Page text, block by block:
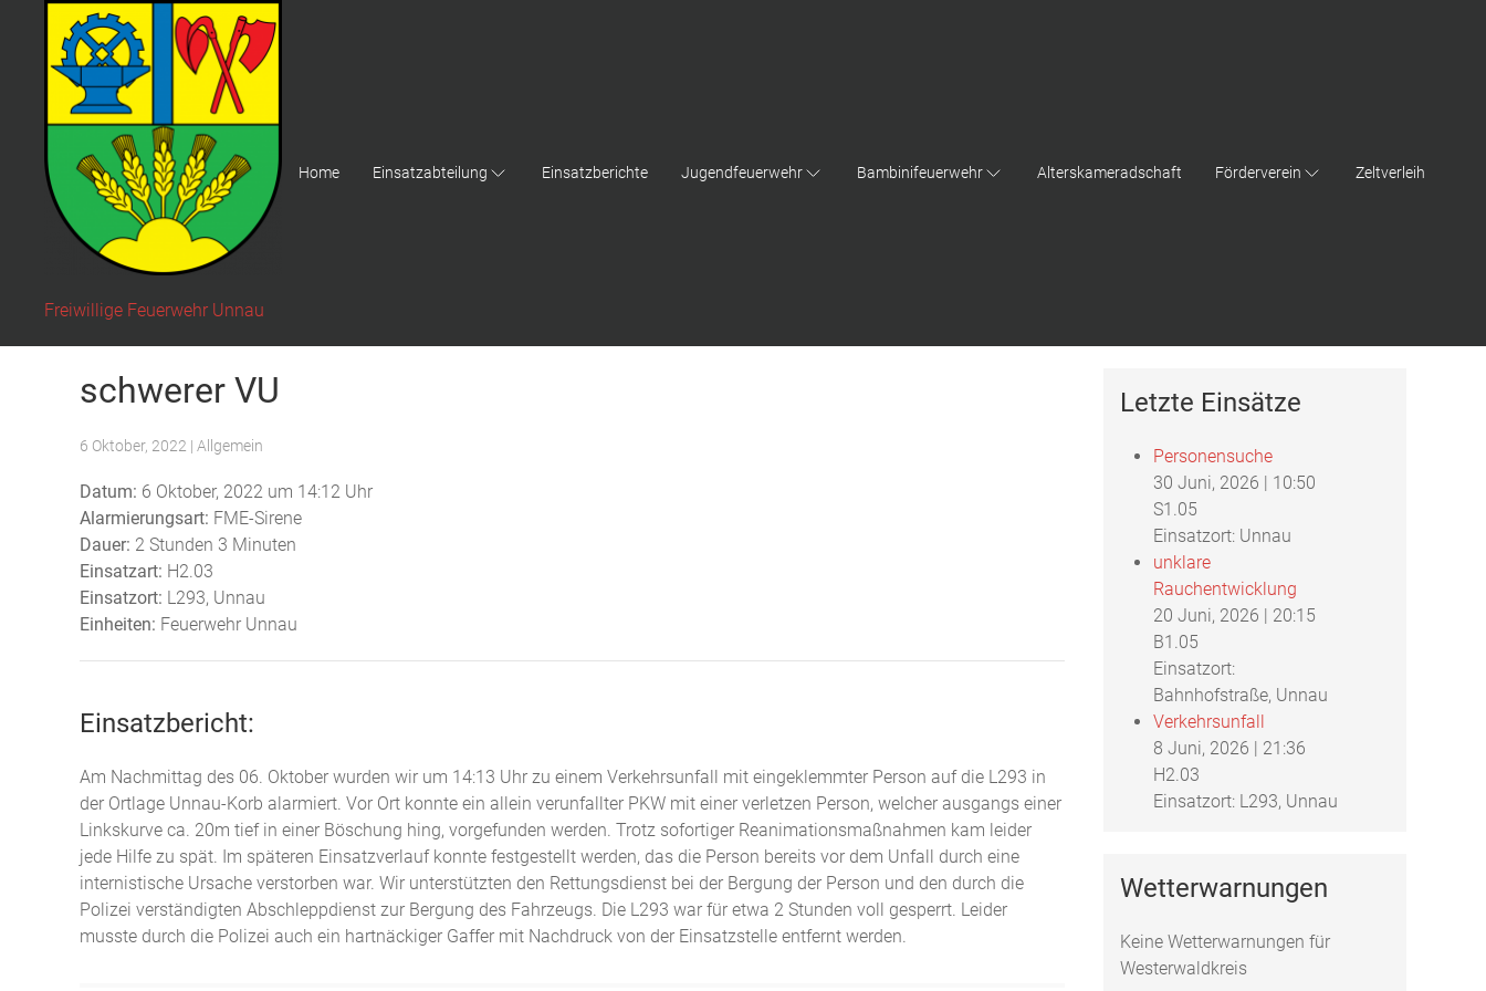
Freiwillige Feuerwehr Unnau
Home Einsatzabteilung Einsatzberichte Jugendfeuerwehr Bambinifeuerwehr Alterskameradschaft Förderverein Zeltverleih
schwerer VU
6 Oktober, 2022 | Allgemein
Datum: 6 Oktober, 2022 um 14:12 Uhr
Alarmierungsart: FME-Sirene
Dauer: 2 Stunden 3 Minuten
Einsatzart: H2.03
Einsatzort: L293, Unnau
Einheiten: Feuerwehr Unnau
Einsatzbericht:
Am Nachmittag des 06. Oktober wurden wir um 14:13 Uhr zu einem Verkehrsunfall mit eingeklemmter Person auf die L293 in
der Ortlage Unnau-Korb alarmiert. Vor Ort konnte ein allein verunfallter PKW mit einer verletzen Person, welcher ausgangs einer
Linkskurve ca. 20m tief in einer Böschung hing, vorgefunden werden. Trotz sofortiger Reanimationsmaßnahmen kam leider
jede Hilfe zu spät. Im späteren Einsatzverlauf konnte festgestellt werden, das die Person bereits vor dem Unfall durch eine
internistische Ursache verstorben war. Wir unterstützten den Rettungsdienst bei der Bergung der Person und den durch die
Polizei verständigten Abschleppdienst zur Bergung des Fahrzeugs. Die L293 war für etwa 2 Stunden voll gesperrt. Leider
musste durch die Polizei auch ein hartnäckiger Gaffer mit Nachdruck von der Einsatzstelle entfernt werden.
Letzte Einsätze
Personensuche
30 Juni, 2026 | 10:50
S1.05
Einsatzort: Unnau
unklare
Rauchentwicklung
20 Juni, 2026 | 20:15
B1.05
Einsatzort:
Bahnhofstraße, Unnau
Verkehrsunfall
8 Juni, 2026 | 21:36
H2.03
Einsatzort: L293, Unnau
Wetterwarnungen
Keine Wetterwarnungen für
Westerwaldkreis